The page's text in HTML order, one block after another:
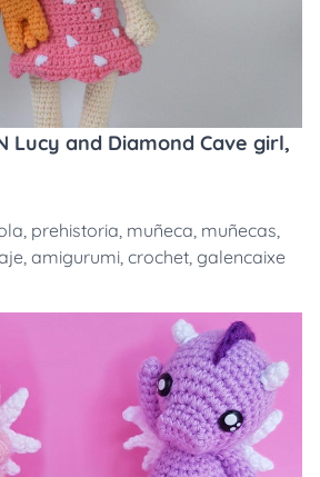
Lucy and Diamond Cave girl,
, prehistoria, muñeca, muñecas,
, amigurumi, crochet, galencaixe